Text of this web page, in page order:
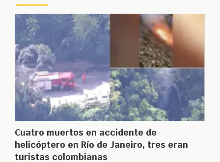
Cuatro muertos en accidente de
helicóptero en Río de Janeiro, tres eran
turistas colombianas